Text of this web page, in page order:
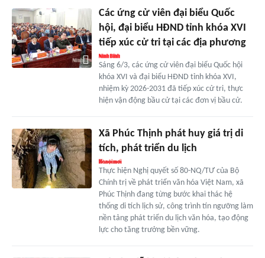
Các ứng cử viên đại biểu Quốc
hội, đại biểu HĐND tỉnh khóa XVI
tiếp xúc cử tri tại các địa phương
Sáng 6/3, các ứng cử viên đại biểu Quốc hội
khóa XVI và đại biểu HĐND tỉnh khóa XVI,
nhiệm kỳ 2026-2031 đã tiếp xúc cử tri, thực
hiện vận động bầu cử tại các đơn vị bầu cử.
Xã Phúc Thịnh phát huy giá trị di
tích, phát triển du lịch
Thực hiện Nghị quyết số 80-NQ/TƯ của Bộ
Chính trị về phát triển văn hóa Việt Nam, xã
Phúc Thịnh đang từng bước khai thác hệ
thống di tích lịch sử, công trình tín ngưỡng làm
nền tảng phát triển du lịch văn hóa, tạo động
lực cho tăng trưởng bền vững.